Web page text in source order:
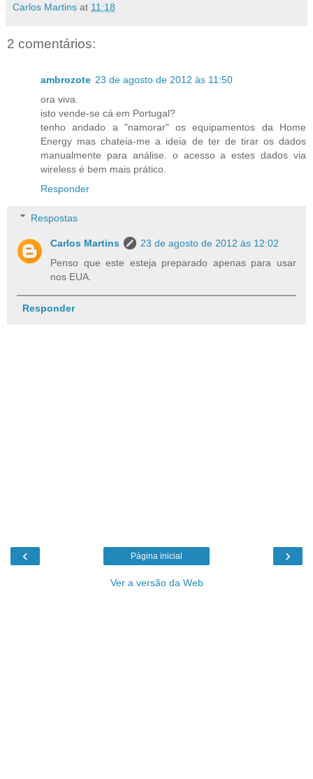
Carlos Martins at 11:18
2 comentários:
ambrozote 23 de agosto de 2012 às 11:50
ora viva.
isto vende-se cá em Portugal?
tenho andado a "namorar" os equipamentos da Home
Energy mas chateia-me a ideia de ter de tirar os dados
manualmente para análise. o acesso a estes dados via
wireless é bem mais prático.
Responder
Respostas
Carlos Martins
23 de agosto de 2012 às 12:02
Penso que este esteja preparado apenas para usar
nos EUA.
Responder
‹ ›
Página inicial
Ver a versão da Web